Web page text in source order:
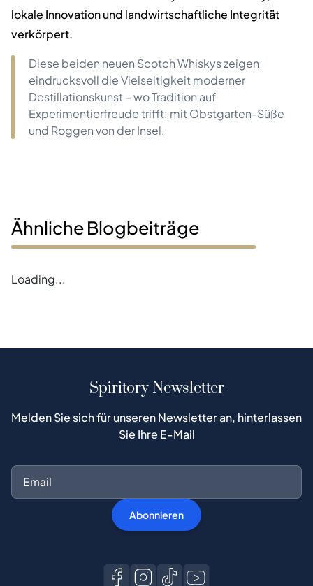
lokale Innovation und landwirtschaftliche Integrität
verkörpert.
Diese beiden neuen Scotch Whiskys zeigen
eindrucksvoll die Vielseitigkeit moderner
Destillationskunst – wo Tradition auf
Experimentierfreude trifft: mit Obstgarten-Süße
und Roggen von der Insel.
Ähnliche Blogbeiträge
Loading...
Spiritory Newsletter
Melden Sie sich für unseren Newsletter an, hinterlassen
Sie Ihre E-Mail
Abonnieren